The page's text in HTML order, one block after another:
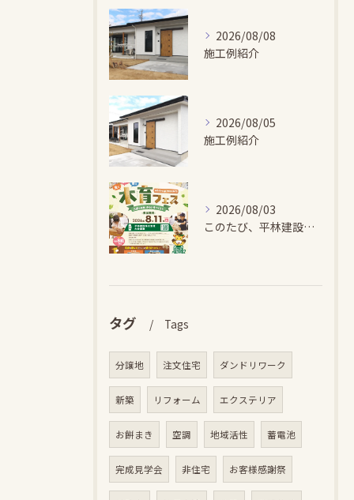
2026/08/08
施工例紹介
2026/08/05
施工例紹介
2026/08/03
このたび、平林建設では、お子さまが木とふれあい・木について学...
タグ Tags
分譲地 注文住宅 ダンドリワーク
新築 リフォーム エクステリア
お餅まき 空調 地域活性 蓄電池
完成見学会 非住宅 お客様感謝祭